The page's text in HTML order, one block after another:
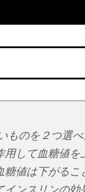
ものを２つ選
して血糖値を
値は下がるこ